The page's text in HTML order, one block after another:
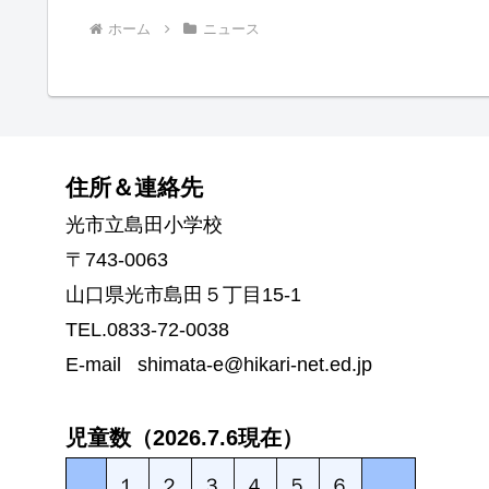
ホーム ニュース
住所＆連絡先
光市立島田小学校
〒743-0063
山口県光市島田５丁目15-1
TEL.0833-72-0038
E-mail shimata-e@hikari-net.ed.jp
児童数（2026.7.6現在）